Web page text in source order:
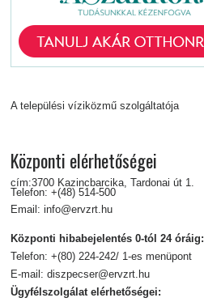
A települési víziközmű szolgáltatója
Központi elérhetőségei
cím:3700 Kazincbarcika, Tardonai út 1.
Telefon: +(48) 514-500
Email: info@ervzrt.hu
Központi hibabejelentés 0-tól 24 óráig:
Telefon: +(80) 224-242/ 1-es menüpont
E-mail: diszpecser@ervzrt.hu
Ügyfélszolgálat elérhetőségei: